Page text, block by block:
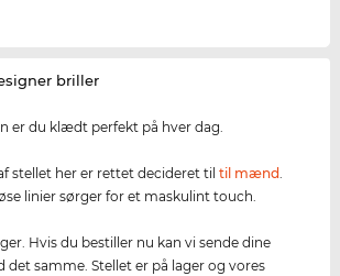
briller
er du klædt perfekt på hver dag.
stellet her er rettet decideret tiltil mænd.
linier sørger for et maskulint touch.
Hvis du bestiller nu kan vi sende dine
det samme. Stellet er på lager og vores